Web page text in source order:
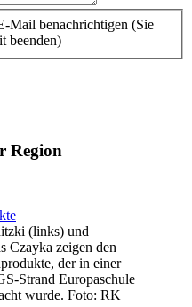
Mail benachrichtigen (Sie
beenden)
Region
(links) und
Czayka zeigen den
der in einer
Strand Europaschule
wurde. Foto: RK